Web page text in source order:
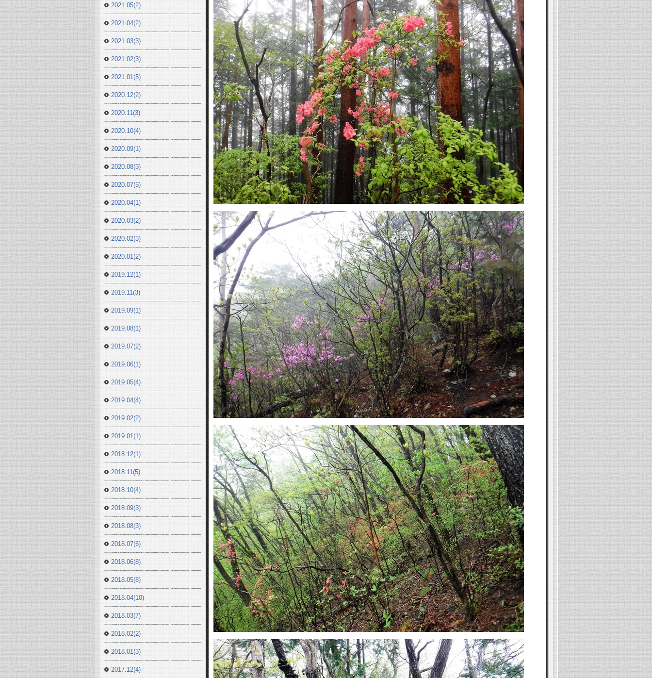
2021.05(2)
2021.04(2)
2021.03(3)
2021.02(3)
2021.01(5)
2020.12(2)
2020.11(3)
2020.10(4)
2020.09(1)
2020.08(3)
2020.07(5)
2020.04(1)
2020.03(2)
2020.02(3)
2020.01(2)
2019.12(1)
2019.11(3)
2019.09(1)
2019.08(1)
2019.07(2)
2019.06(1)
2019.05(4)
2019.04(4)
2019.02(2)
2019.01(1)
2018.12(1)
2018.11(5)
2018.10(4)
2018.09(3)
2018.08(3)
2018.07(6)
2018.06(8)
2018.05(8)
2018.04(10)
2018.03(7)
2018.02(2)
2018.01(3)
2017.12(4)